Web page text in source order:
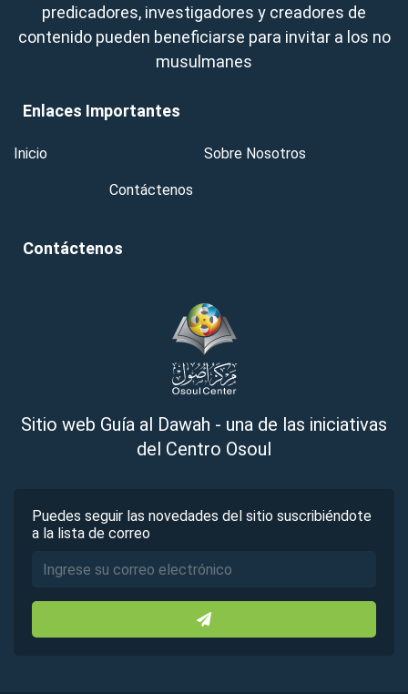
predicadores, investigadores y creadores de
contenido pueden beneficiarse para invitar a los no
musulmanes
Enlaces Importantes
Inicio Sobre Nosotros
Contáctenos
Contáctenos
Sitio web Guía al Dawah - una de las iniciativas
del Centro Osoul
Puedes seguir las novedades del sitio suscribiéndote
a la lista de correo